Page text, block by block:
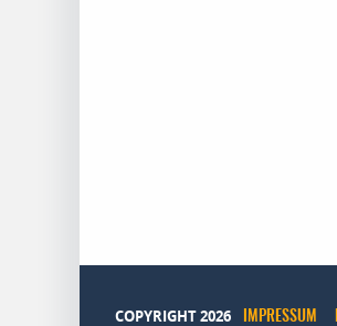
COPYRIGHT 2026 IMPRESSUM